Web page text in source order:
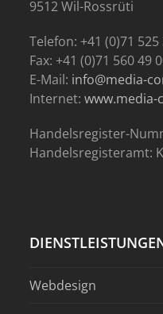
9512 Wil-Rossrüti
Telefon: +41 (0)71 525
Fax: +41 (0)71 560 49
E-Mail: info@media-
Internet:
Handelsregister-
Handelsregisteramt:
Webdesign